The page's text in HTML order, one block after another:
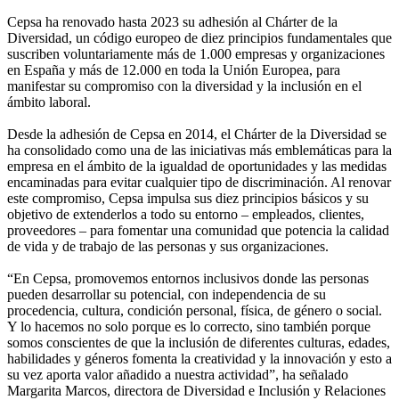
Cepsa ha renovado hasta 2023 su adhesión al Chárter de la
Diversidad, un código europeo de diez principios fundamentales que
suscriben voluntariamente más de 1.000 empresas y organizaciones
en España y más de 12.000 en toda la Unión Europea, para
manifestar su compromiso con la diversidad y la inclusión en el
ámbito laboral.
Desde la adhesión de Cepsa en 2014, el Chárter de la Diversidad se
ha consolidado como una de las iniciativas más emblemáticas para la
empresa en el ámbito de la igualdad de oportunidades y las medidas
encaminadas para evitar cualquier tipo de discriminación. Al renovar
este compromiso, Cepsa impulsa sus diez principios básicos y su
objetivo de extenderlos a todo su entorno – empleados, clientes,
proveedores – para fomentar una comunidad que potencia la calidad
de vida y de trabajo de las personas y sus organizaciones.
“En Cepsa, promovemos entornos inclusivos donde las personas
pueden desarrollar su potencial, con independencia de su
procedencia, cultura, condición personal, física, de género o social.
Y lo hacemos no solo porque es lo correcto, sino también porque
somos conscientes de que la inclusión de diferentes culturas, edades,
habilidades y géneros fomenta la creatividad y la innovación y esto a
su vez aporta valor añadido a nuestra actividad”, ha señalado
Margarita Marcos, directora de Diversidad e Inclusión y Relaciones